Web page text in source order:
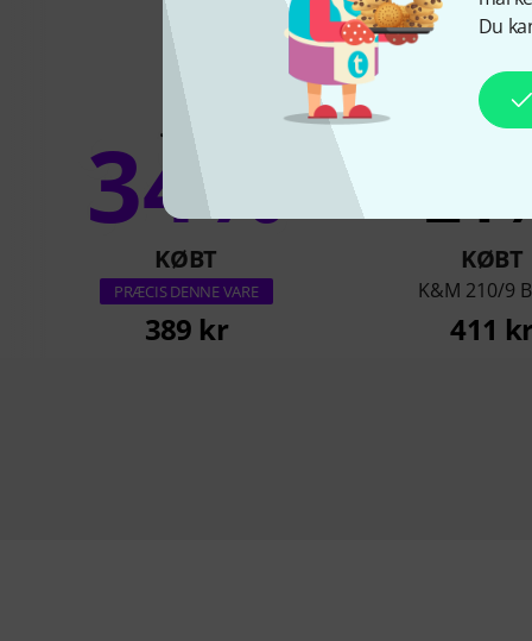
Du
34%
KØBT
PRÆCIS DENNE VARE
389 kr
KØBT
K&M 210/9
411